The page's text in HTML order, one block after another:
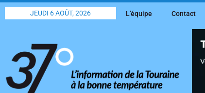
JEUDI 6 AOÛT, 2026 L’équipe Contact